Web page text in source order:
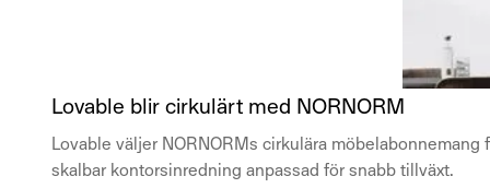
Lovable blir cirkulärt med NORNORM
Lovable väljer NORNORMs cirkulära
skalbar kontorsinredning anpassad för snabb tillväxt.